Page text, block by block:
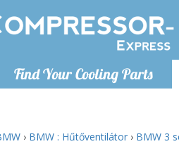
Find Your Cooling Parts
› BMW : Hűtőventilátor › BMW 3